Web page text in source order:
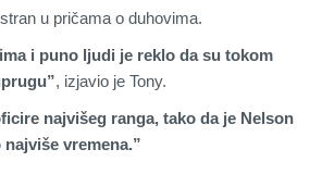
u pričama o duhovima.
i puno ljudi je reklo da su tokom
, izjavio je Tony.
najvišeg ranga, tako da je Nelson
vremena.”